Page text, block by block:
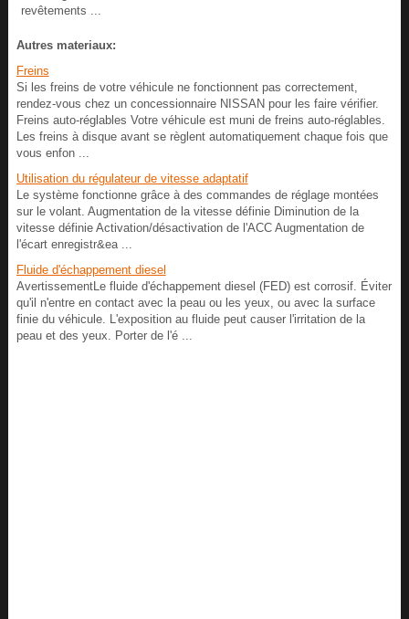
revêtements ...
Autres materiaux:
Freins
Si les freins de votre véhicule ne fonctionnent pas correctement,
rendez-vous chez un concessionnaire NISSAN pour les faire vérifier.
Freins auto-réglables Votre véhicule est muni de freins auto-réglables.
Les freins à disque avant se règlent automatiquement chaque fois que
vous enfon ...
Utilisation du régulateur de vitesse adaptatif
Le système fonctionne grâce à des commandes de réglage montées
sur le volant. Augmentation de la vitesse définie Diminution de la
vitesse définie Activation/désactivation de l'ACC Augmentation de
l'écart enregistr&ea ...
Fluide d'échappement diesel
AvertissementLe fluide d'échappement diesel (FED) est corrosif. Éviter
qu'il n'entre en contact avec la peau ou les yeux, ou avec la surface
finie du véhicule. L'exposition au fluide peut causer l'irritation de la
peau et des yeux. Porter de l'é ...